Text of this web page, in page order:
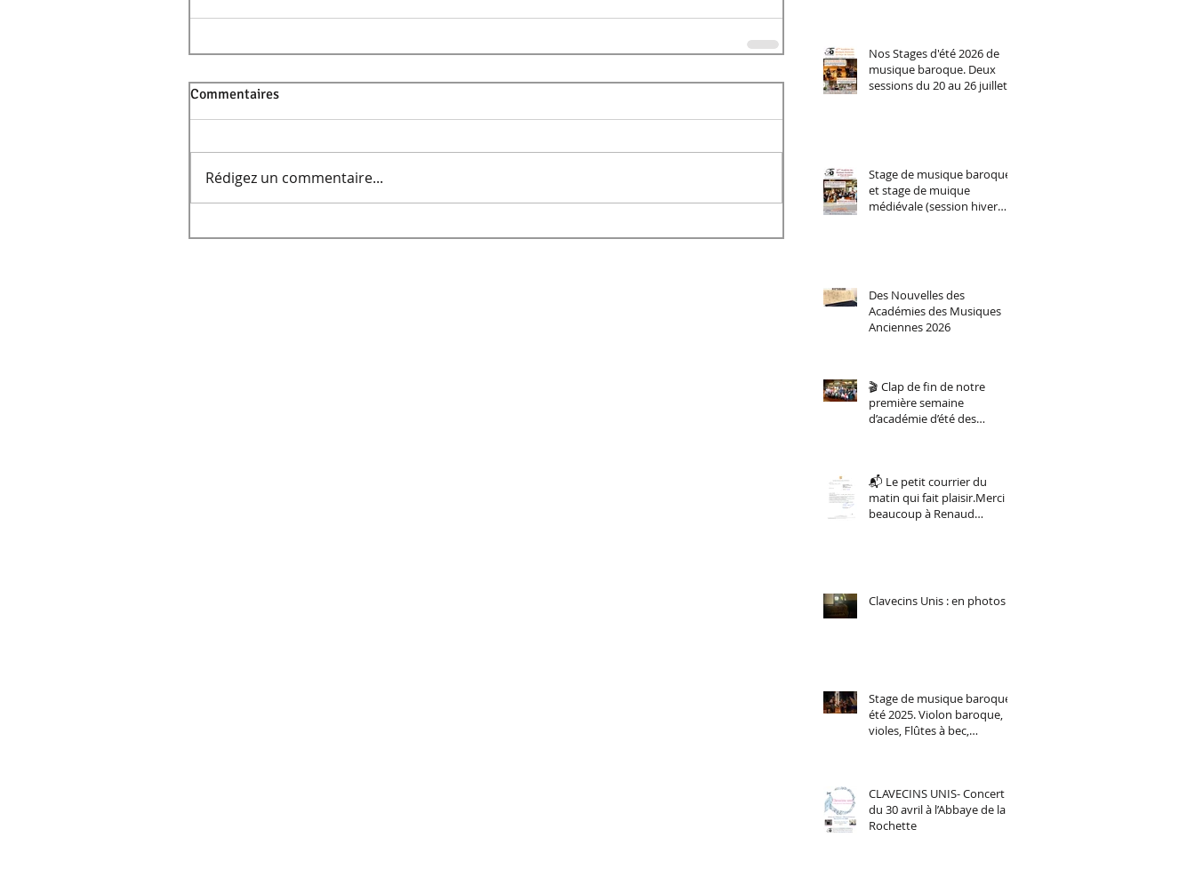
Commentaires
Rédigez un commentaire...
Nos Stages d'été 2026 de
musique baroque. Deux
sessions du 20 au 26 juillet
Stage de musique baroque
et stage de muique
médiévale (session hiver
Des Nouvelles des
Académies des Musiques
Anciennes 2026
🎬 Clap de fin de notre
première semaine
d’académie d’été des
📬 Le petit courrier du
matin qui fait plaisir.Merci
beaucoup à Renaud
Clavecins Unis : en photos
Stage de musique baroque,
été 2025. Violon baroque,
violes, Flûtes à bec,
CLAVECINS UNIS- Concert
du 30 avril à l’Abbaye de la
Rochette